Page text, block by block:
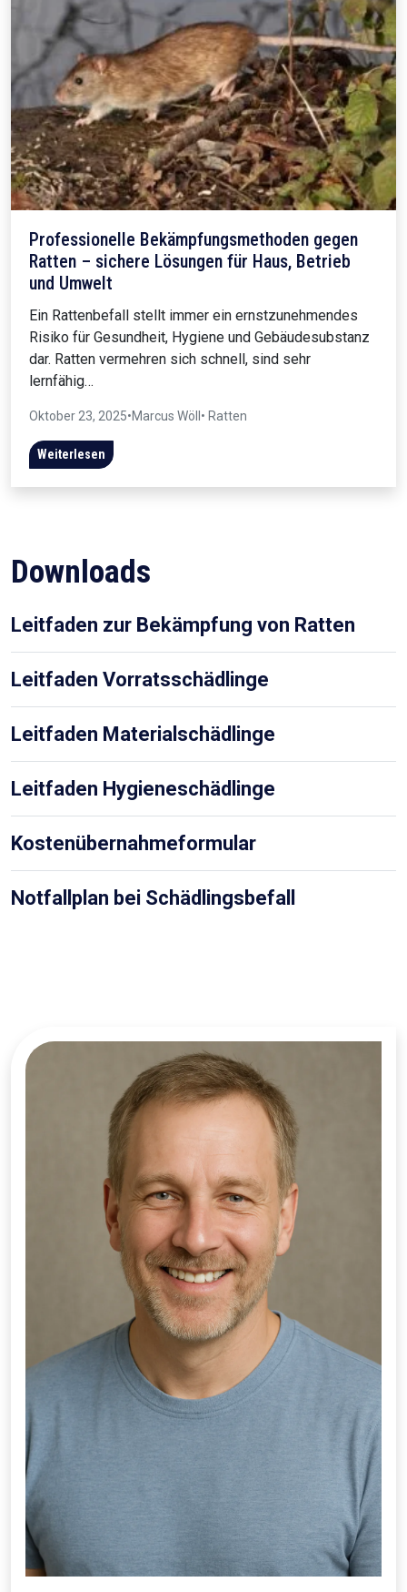
Professionelle Bekämpfungsmethoden gegen
Ratten – sichere Lösungen für Haus, Betrieb
und Umwelt
Ein Rattenbefall stellt immer ein ernstzunehmendes
Risiko für Gesundheit, Hygiene und Gebäudesubstanz
dar. Ratten vermehren sich schnell, sind sehr
lernfähig…
Oktober 23, 2025•Marcus Wöll • Ratten
Weiterlesen
Downloads
Leitfaden zur Bekämpfung von Ratten
Leitfaden Vorratsschädlinge
Leitfaden Materialschädlinge
Leitfaden Hygieneschädlinge
Kostenübernahmeformular
Notfallplan bei Schädlingsbefall